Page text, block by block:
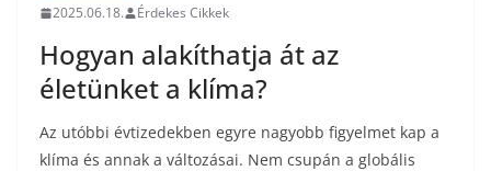
2025.06.18. Érdekes Cikkek
Hogyan alakíthatja át az
életünket a klíma?
Az utóbbi évtizedekben egyre nagyobb figyelmet kap a
klíma és annak a változásai. Nem csupán a globális